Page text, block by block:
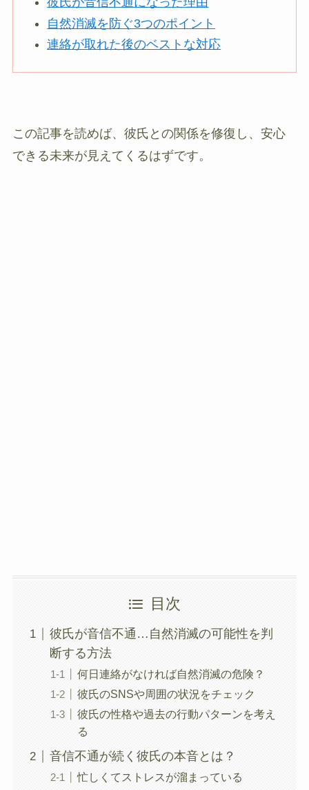
自然消滅を防ぐ3つのポイント
連絡が取れた後のベストな対応
この記事を読めば、彼氏との関係を修復し、安心
できる未来が見えてくるはずです。
目次
彼氏が音信不通…自然消滅の可能性を判
断する方法
何日連絡がなければ自然消滅の危険？
彼氏のSNSや周囲の状況をチェック
彼氏の性格や過去の行動パターンを考え
る
音信不通が続く彼氏の本音とは？
忙しくてストレスが溜まっている